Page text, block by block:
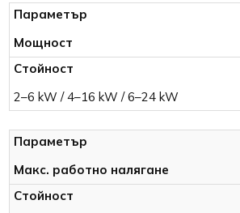
Мощност
2–6 kW / 4–16 kW / 6–24 kW
Макс. работно налягане